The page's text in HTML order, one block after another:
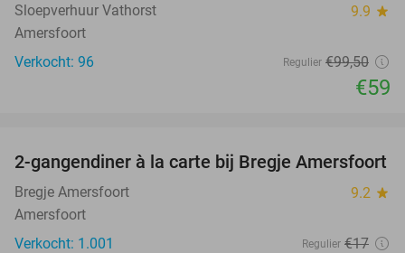
Sloepverhuur Vathorst 9.9 star
Amersfoort
Verkocht: 96
Regulier €99,50
€59
12%
2-gangendiner à la carte bij Bregje Amersfoort
Bregje Amersfoort 9.2 star
Amersfoort
Verkocht: 1.001
Regulier €17